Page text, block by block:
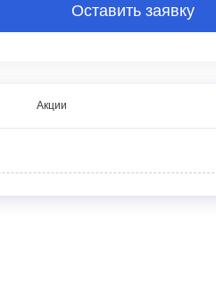
Оставить заявку
Акции